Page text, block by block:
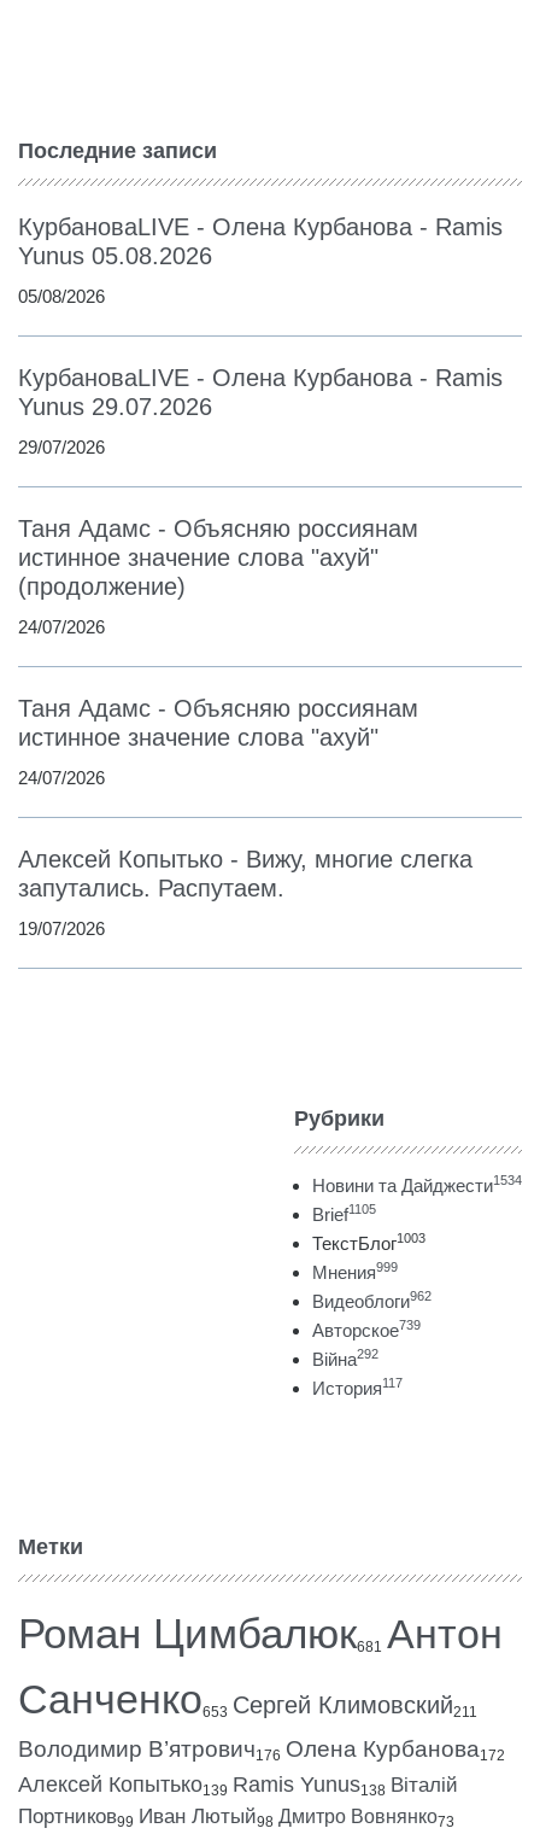
Последние записи
КурбановаLIVE - Олена Курбанова - Ramis
Yunus 05.08.2026
05/08/2026
КурбановаLIVE - Олена Курбанова - Ramis
Yunus 29.07.2026
29/07/2026
Таня Адамс - Объясняю россиянам
истинное значение слова "ахуй"
(продолжение)
24/07/2026
Таня Адамс - Объясняю россиянам
истинное значение слова "ахуй"
24/07/2026
Алексей Копытько - Вижу, многие слегка
запутались. Распутаем.
19/07/2026
Рубрики
Новини та Дайджести1534
Brief1105
ТекстБлог1003
Мнения999
Видеоблоги962
Авторское739
Війна292
История117
Метки
Роман Цимбалюк681 Антон
Санченко653 Сергей Климовский211
Володимир В’ятрович176 Олена Курбанова172
Алексей Копытько139 Ramis Yunus138 Віталій
Портников99 Иван Лютый98 Дмитро Вовнянко73